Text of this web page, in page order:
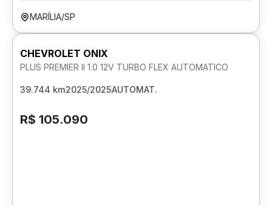
MARÍLIA/SP
CHEVROLET ONIX
PLUS PREMIER II 1.0 12V TURBO FLEX AUTOMATICO
39.744 km2025/2025AUTOMAT.
R$ 105.090